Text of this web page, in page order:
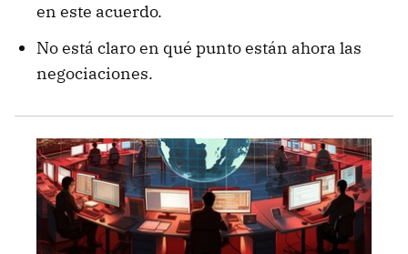
en este acuerdo.
No está claro en qué punto están ahora las
negociaciones.